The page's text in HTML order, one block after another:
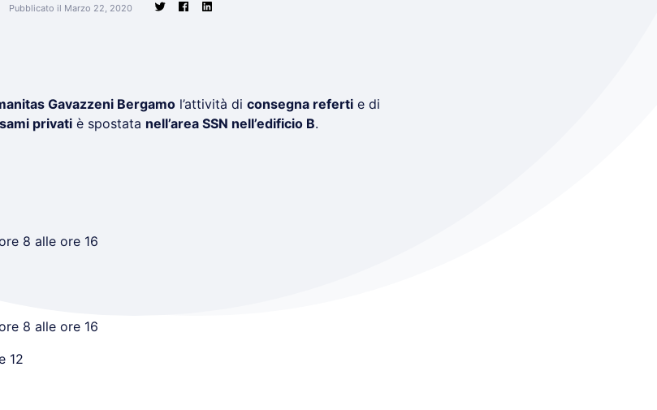
Pubblicato il Marzo 22, 2020
Gavazzeni Bergamo l’attività di consegna referti e di
privati è spostata nell’area SSN nell’edificio B.
8 alle ore 16
8 alle ore 16
12